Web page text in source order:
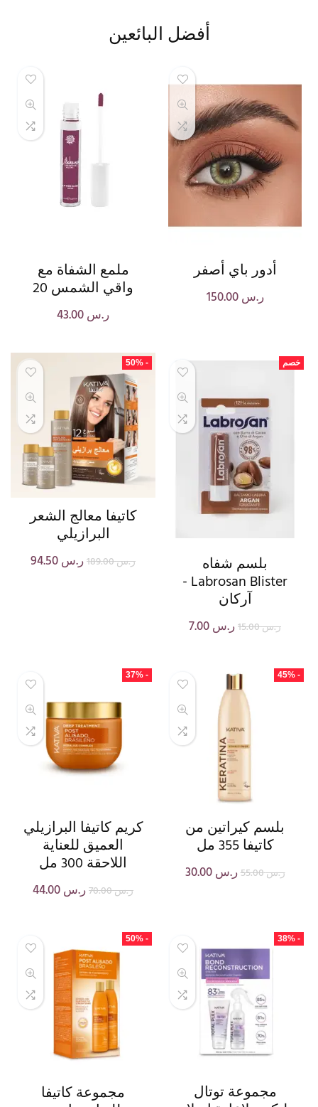
أفضل البائعين
أدور باي أصفر
ر.س150.00
ملمع الشفاة مع
واقي الشمس 20
ر.س43.00
خصم
بلسم شفاه
Labrosan Blister -
آركان
ر.س15.00 ر.س7.00
- 50%
كاتيفا معالج الشعر
البرازيلي
ر.س189.00 ر.س94.50
- 45%
بلسم كيراتين من
كاتيفا 355 مل
ر.س55.00 ر.س30.00
- 37%
كريم كاتيفا البرازيلي
العميق للعناية
اللاحقة 300 مل
ر.س70.00 ر.س44.00
- 38%
مجموعة توتال
- 50%
مجموعة كاتيفا